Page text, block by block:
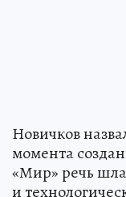
Новичков
момента
«Мир» речь
и